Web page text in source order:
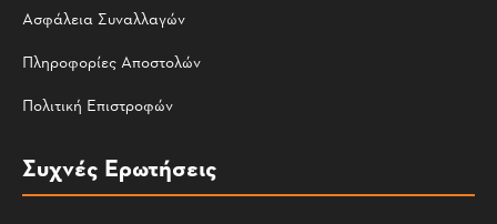
Ασφάλεια Συναλλαγών
Πληροφορίες Αποστολών
Πολιτική Επιστροφών
Συχνές Ερωτήσεις